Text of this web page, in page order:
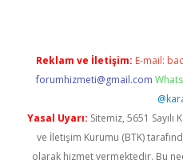
Reklam ve İletişim: E-mail:
forumhizmeti@gmail.com
Yasal Uyarı: Sitemiz, 5651
ve İletişim Kurumu (BTK)
olarak hizmet vermektedir. Bu